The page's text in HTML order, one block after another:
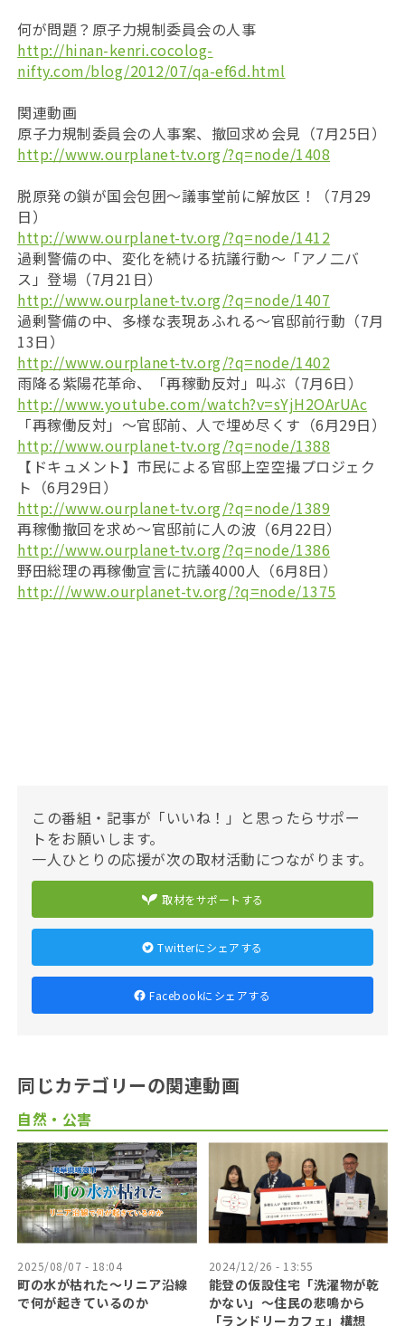
何が問題？原子力規制委員会の人事
http://hinan-kenri.cocolog-
nifty.com/blog/2012/07/qa-ef6d.html
関連動画
原子力規制委員会の人事案、撤回求め会見（7月25日）
http://www.ourplanet-tv.org/?q=node/1408
脱原発の鎖が国会包囲〜議事堂前に解放区！（7月29
日）
http://www.ourplanet-tv.org/?q=node/1412
過剰警備の中、変化を続ける抗議行動〜「アノ二バ
ス」登場（7月21日）
http://www.ourplanet-tv.org/?q=node/1407
過剰警備の中、多様な表現あふれる〜官邸前行動（7月
13日）
http://www.ourplanet-tv.org/?q=node/1402
雨降る紫陽花革命、「再稼動反対」叫ぶ（7月6日）
http://www.youtube.com/watch?v=sYjH2OArUAc
「再稼働反対」〜官邸前、人で埋め尽くす（6月29日）
http://www.ourplanet-tv.org/?q=node/1388
【ドキュメント】市民による官邸上空空撮プロジェク
ト（6月29日）
http://www.ourplanet-tv.org/?q=node/1389
再稼働撤回を求め〜官邸前に人の波（6月22日）
http://www.ourplanet-tv.org/?q=node/1386
野田総理の再稼働宣言に抗議4000人（6月8日）
http:///www.ourplanet-tv.org/?q=node/1375
この番組・記事が「いいね！」と思ったらサポー
トをお願いします。
一人ひとりの応援が次の取材活動につながります。
取材をサポートする
Twitterにシェアする
Facebookにシェアする
同じカテゴリーの関連動画
自然・公害
2025/08/07 - 18:04
町の水が枯れた～リニア沿線
で何が起きているのか
2024/12/26 - 13:55
能登の仮設住宅「洗濯物が乾
かない」〜住民の悲鳴から
「ランドリーカフェ」構想